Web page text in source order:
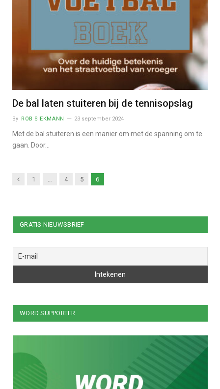
De bal laten stuiteren bij de tennisopslag
By ROB SIEKMANN 23 september 2024
Met de bal stuiteren is een manier om met de spanning om te
gaan. Door…
Previous
1 4 5 6
GRATIS NIEUWSBRIEF
WORD SUPPORTER